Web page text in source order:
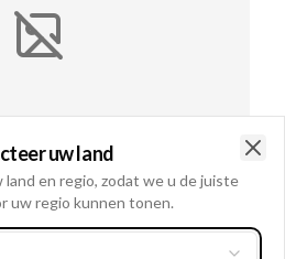
uw land
en regio, zodat we u de juiste
uw regio kunnen tonen.